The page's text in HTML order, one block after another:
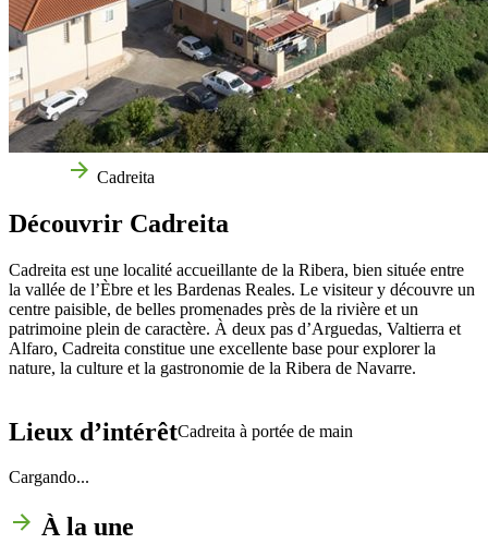
Cadreita
Découvrir Cadreita
Cadreita est une localité accueillante de la Ribera, bien située entre
la vallée de l’Èbre et les Bardenas Reales. Le visiteur y découvre un
centre paisible, de belles promenades près de la rivière et un
patrimoine plein de caractère. À deux pas d’Arguedas, Valtierra et
Alfaro, Cadreita constitue une excellente base pour explorer la
nature, la culture et la gastronomie de la Ribera de Navarre.
Lieux d’intérêtCadreita à portée de main
Cargando...
À la une